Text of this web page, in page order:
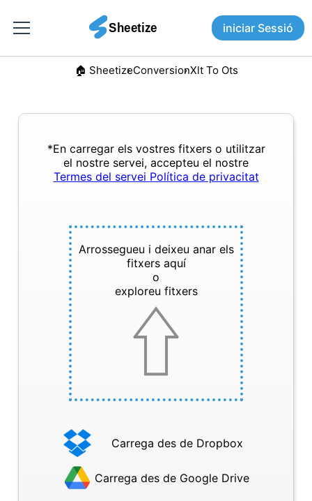
iniciar Sessió
🏠︎ SheetizeConversionXlt To Ots
*En carregar els vostres fitxers o utilitzar
el nostre servei, accepteu el nostre
Termes del servei Política de privacitat
Arrossegueu i deixeu anar els
fitxers aquí
o
exploreu fitxers
Carrega des de Dropbox
Carrega des de Google Drive